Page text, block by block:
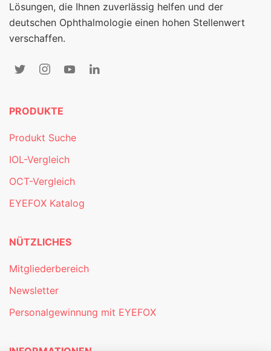
Lösungen, die Ihnen zuverlässig helfen und der
deutschen Ophthalmologie einen hohen Stellenwert
verschaffen.
PRODUKTE
Produkt Suche
IOL-Vergleich
OCT-Vergleich
EYEFOX Katalog
NÜTZLICHES
Mitgliederbereich
Newsletter
Personalgewinnung mit EYEFOX